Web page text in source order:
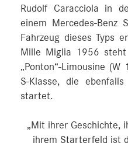
Rudolf Caracciola in
einem Mercedes-Benz
Fahrzeug dieses Typs
Mille Miglia 1956 steht
„Ponton“-Limousine
S-Klasse, die
startet.
„Mit ihrer Geschichte,
ihrem Starterfeld ist